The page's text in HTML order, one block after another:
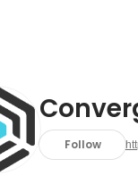
Follow